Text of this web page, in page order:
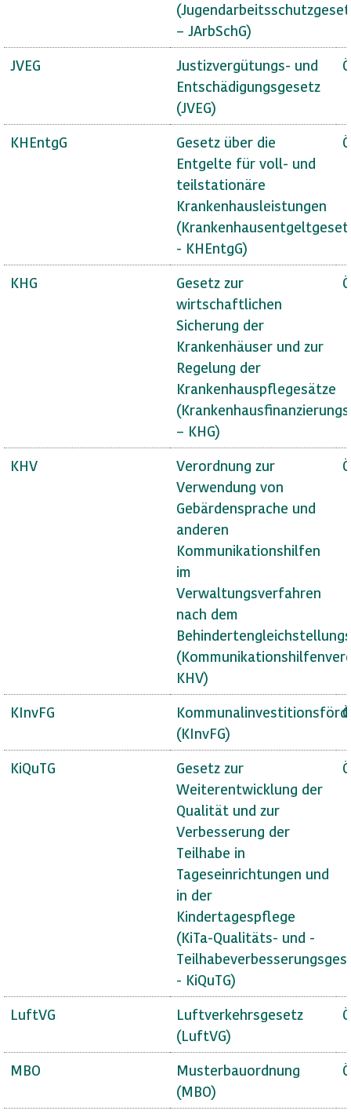
– JArbSchG)
JVEG
Justizvergütungs- und
Entschädigungsgesetz
(JVEG)
KHEntgG
Gesetz über die
Entgelte für voll- und
teilstationäre
Krankenhausleistungen
- KHEntgG)
KHG
Gesetz zur
wirtschaftlichen
Sicherung der
Krankenhäuser und zur
Regelung der
Krankenhauspflegesätze
– KHG)
KHV
Verordnung zur
Verwendung von
Gebärdensprache und
anderen
Kommunikationshilfen
im
Verwaltungsverfahren
nach dem
KHV)
KInvFG
(KInvFG)
KiQuTG
Gesetz zur
Weiterentwicklung der
Qualität und zur
Verbesserung der
Teilhabe in
Tageseinrichtungen und
in der
Kindertagespflege
(KiTa-Qualitäts- und -
- KiQuTG)
LuftVG
Luftverkehrsgesetz
(LuftVG)
MBO
Musterbauordnung
(MBO)